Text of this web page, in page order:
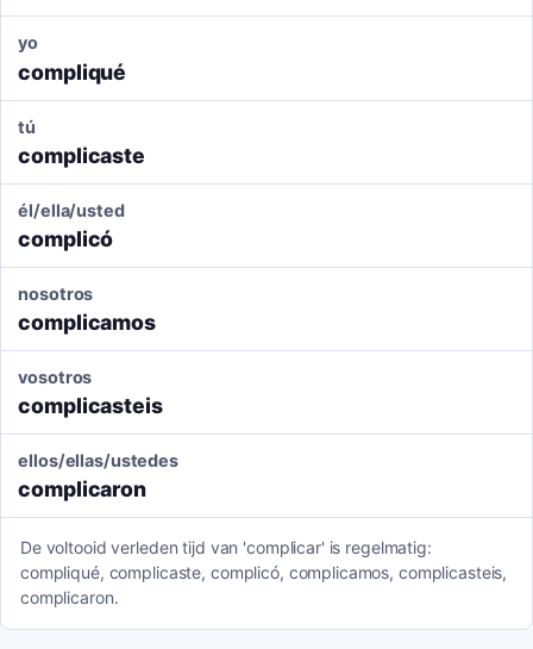
yo
compliqué
tú
complicaste
él/ella/usted
complicó
nosotros
complicamos
vosotros
complicasteis
ellos/ellas/ustedes
complicaron
De voltooid verleden tijd van 'complicar' is regelmatig:
compliqué, complicaste, complicó, complicamos, complicasteis,
complicaron.